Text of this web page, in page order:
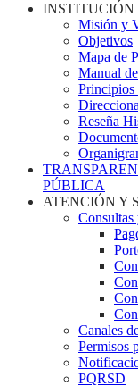
INSTITUCIÓN
Misión y
Objetivos
Mapa de
Manual
Principios
Reseña
PÚBLICA
ATENCIÓN Y
Consultas
Canales
Permisos
PQRSD